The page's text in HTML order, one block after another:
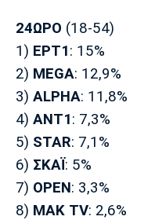
24ΩΡΟ (18-54)
1) ΕΡΤ1: 15%
2) MEGA: 12,9%
3) ALPHA: 11,8%
4) ΑΝΤ1: 7,3%
5) STAR: 7,1%
6) ΣΚΑΪ: 5%
7) OPEN: 3,3%
8) ΜΑΚ TV: 2,6%